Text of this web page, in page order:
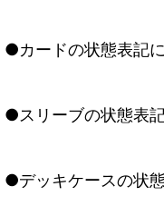
●カードの状態表記
●スリーブの状態表
●デッキケースの状